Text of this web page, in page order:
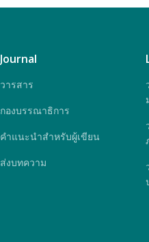
Journal
วารสาร
กองบรรณาธิการ
คำแนะนำสำหรับผู้เขียน
ส่งบทความ